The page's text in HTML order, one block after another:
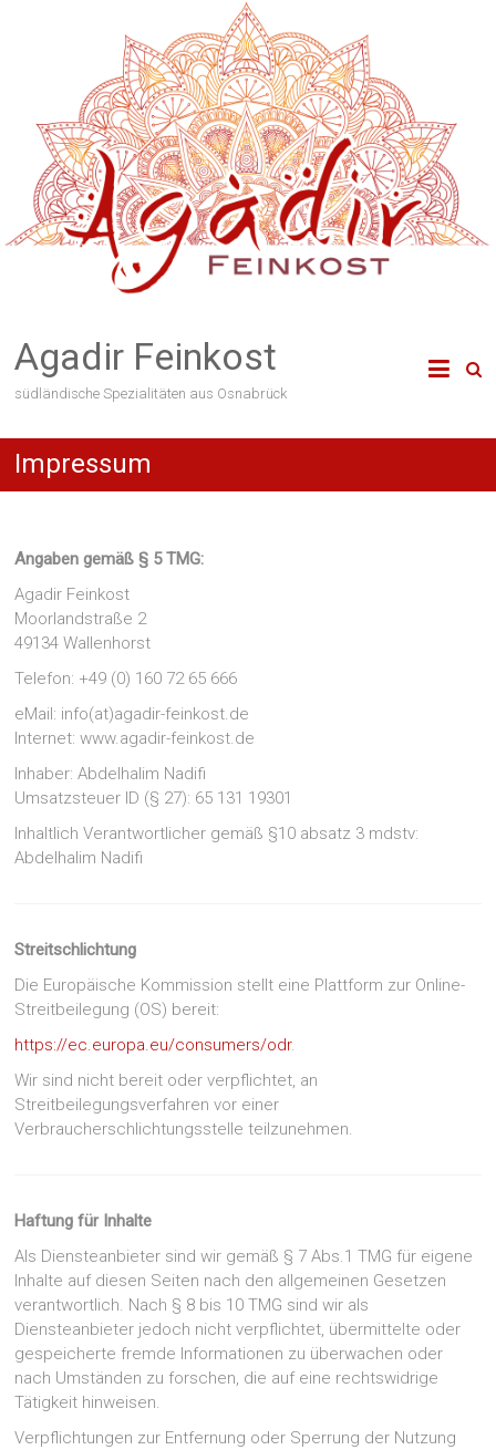
Agadir Feinkost
südländische Spezialitäten aus Osnabrück
Impressum
Angaben gemäß § 5 TMG:
Agadir Feinkost
Moorlandstraße 2
49134 Wallenhorst
Telefon: +49 (0) 160 72 65 666
eMail: info(at)agadir-feinkost.de
Internet: www.agadir-feinkost.de
Inhaber: Abdelhalim Nadifi
Umsatzsteuer ID (§ 27): 65 131 19301
Inhaltlich Verantwortlicher gemäß §10 absatz 3 mdstv:
Abdelhalim Nadifi
Streitschlichtung
Die Europäische Kommission stellt eine Plattform zur Online-
Streitbeilegung (OS) bereit:
https://ec.europa.eu/consumers/odr.
Wir sind nicht bereit oder verpflichtet, an
Streitbeilegungsverfahren vor einer
Verbraucherschlichtungsstelle teilzunehmen.
Haftung für Inhalte
Als Diensteanbieter sind wir gemäß § 7 Abs.1 TMG für eigene
Inhalte auf diesen Seiten nach den allgemeinen Gesetzen
verantwortlich. Nach § 8 bis 10 TMG sind wir als
Diensteanbieter jedoch nicht verpflichtet, übermittelte oder
gespeicherte fremde Informationen zu überwachen oder
nach Umständen zu forschen, die auf eine rechtswidrige
Tätigkeit hinweisen.
Verpflichtungen zur Entfernung oder Sperrung der Nutzung